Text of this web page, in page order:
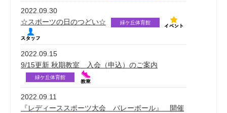
2022.09.30
☆スポーツの日のつどい☆
緑ケ丘体育館
2022.09.15
9/15更新 秋期教室 入会（申込）のご案内
緑ケ丘体育館
2022.09.11
『レディーススポーツ大会 バレーボール』 開催